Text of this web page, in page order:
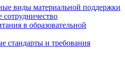
виды материальной поддержки
в образовательной
стандарты и требования